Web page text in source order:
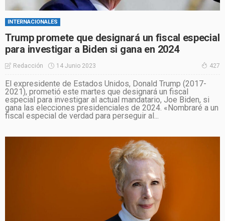
INTERNACIONALES
Trump promete que designará un fiscal especial
para investigar a Biden si gana en 2024
Redacción 14 Junio 2023 427
El expresidente de Estados Unidos, Donald Trump (2017-
2021), prometió este martes que designará un fiscal
especial para investigar al actual mandatario, Joe Biden, si
gana las elecciones presidenciales de 2024. «Nombraré a un
fiscal especial de verdad para perseguir al...